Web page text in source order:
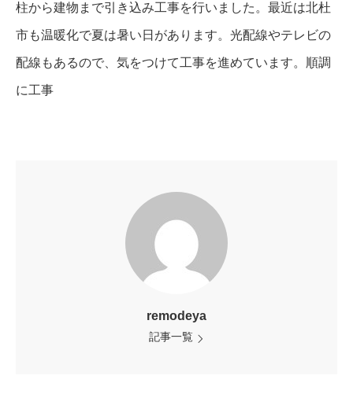
柱から建物まで引き込み工事を行いました。最近は北杜
市も温暖化で夏は暑い日があります。光配線やテレビの
配線もあるので、気をつけて工事を進めています。順調
に工事
remodeya
記事一覧